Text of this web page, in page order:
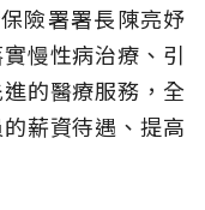
險署署長陳亮妤
慢性病治療、引
的醫療服務，全
薪資待遇、提高